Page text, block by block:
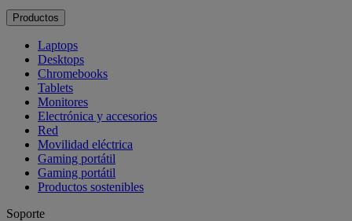
Productos
Laptops
Desktops
Chromebooks
Tablets
Monitores
Electrónica y accesorios
Red
Movilidad eléctrica
Gaming portátil
Gaming portátil
Productos sostenibles
Soporte